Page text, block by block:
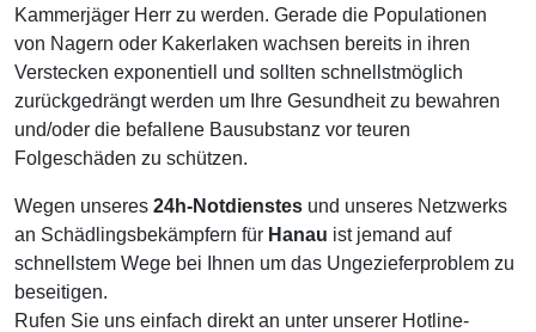
Kammerjäger Herr zu werden. Gerade die Populationen
von Nagern oder Kakerlaken wachsen bereits in ihren
Verstecken exponentiell und sollten schnellstmöglich
zurückgedrängt werden um Ihre Gesundheit zu bewahren
und/oder die befallene Bausubstanz vor teuren
Folgeschäden zu schützen.
Wegen unseres 24h-Notdienstes und unseres Netzwerks
an Schädlingsbekämpfern für Hanau ist jemand auf
schnellstem Wege bei Ihnen um das Ungezieferproblem zu
beseitigen.
Rufen Sie uns einfach direkt an unter unserer Hotline-